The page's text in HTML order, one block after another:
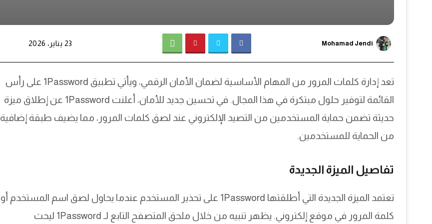
Mohamad Jendi 23 يناير، 2026
تعد إدارة كلمات المرور من المهام الأساسية لضمان الأمان الرقمي، ويأتي تطبيق 1Password على رأس
القائمة لتوفير حلول مبتكرة في هذا المجال. في تحسين جديد للأمان، أعلنت 1Password عن إطلاق ميزة
حديثة تضمن حماية المستخدمين من التصيد الإلكتروني عند لصق كلمات المرور، مما يضيف طبقة إضافية
من الحماية للمستخدمين.
تفاصيل الميزة الجديدة
تعتمد الميزة الجديدة التي أطلقتها 1Password على تحذير المستخدم عندما يحاول لصق اسم المستخدم أو
كلمة المرور في موقع إلكتروني. يظهر تنبيه من خلال ملحق المتصفح التابع لـ 1Password ليحث